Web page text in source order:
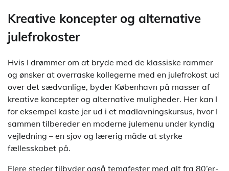
Kreative koncepter og alternative
julefrokoster
Hvis I drømmer om at bryde med de klassiske rammer
og ønsker at overraske kollegerne med en julefrokost ud
over det sædvanlige, byder København på masser af
kreative koncepter og alternative muligheder. Her kan I
for eksempel kaste jer ud i et madlavningskursus, hvor I
sammen tilbereder en moderne julemenu under kyndig
vejledning – en sjov og lærerig måde at styrke
fællesskabet på.
Flere steder tilbyder også temafester med alt fra 80’er-